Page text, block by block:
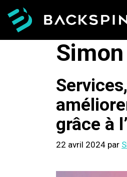
Aller
contenu
Simon
grâce à
22 avril 2024 par